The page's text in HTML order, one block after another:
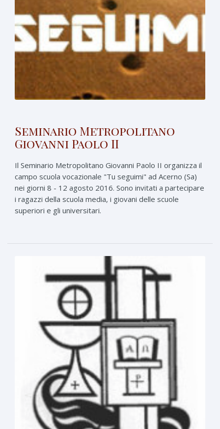
Seminario Metropolitano
Giovanni Paolo II
Il Seminario Metropolitano Giovanni Paolo II organizza il
campo scuola vocazionale "Tu seguimi" ad Acerno (Sa)
nei giorni 8 - 12 agosto 2016. Sono invitati a partecipare
i ragazzi della scuola media, i giovani delle scuole
superiori e gli universitari.